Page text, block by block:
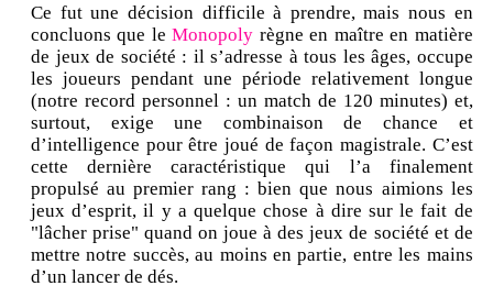
Ce fut une décision difficile à prendre, mais nous en
concluons que leMonopoly règne en maître en matière
de jeux de société : il s’adresse à tous les âges, occupe
les joueurs pendant une période relativement longue
(notre record personnel : un match de 120 minutes) et,
surtout, exige une combinaison de chance et
d’intelligence pour être joué de façon magistrale. C’est
cette dernière caractéristique qui l’a finalement
propulsé au premier rang : bien que nous aimions les
jeux d’esprit, il y a quelque chose à dire sur le fait de
"lâcher prise" quand on joue à des jeux de société et de
mettre notre succès, au moins en partie, entre les mains
d’un lancer de dés.